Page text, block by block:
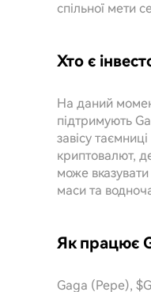
спільної мети
Хто є
На даний
підтримують
завісу
криптовалют,
може
маси та
Як працює
Gaga (Pepe),